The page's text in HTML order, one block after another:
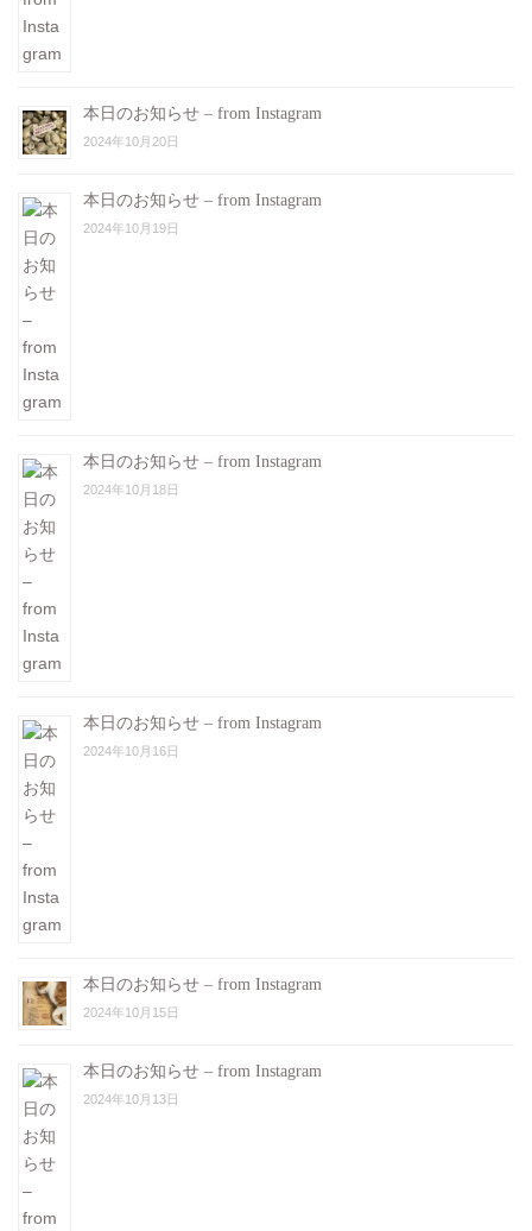
本日のお知らせ – from Instagram
2024年10月20日
本日のお知らせ – from Instagram
2024年10月19日
本日のお知らせ – from Instagram
2024年10月18日
本日のお知らせ – from Instagram
2024年10月16日
本日のお知らせ – from Instagram
2024年10月15日
本日のお知らせ – from Instagram
2024年10月13日